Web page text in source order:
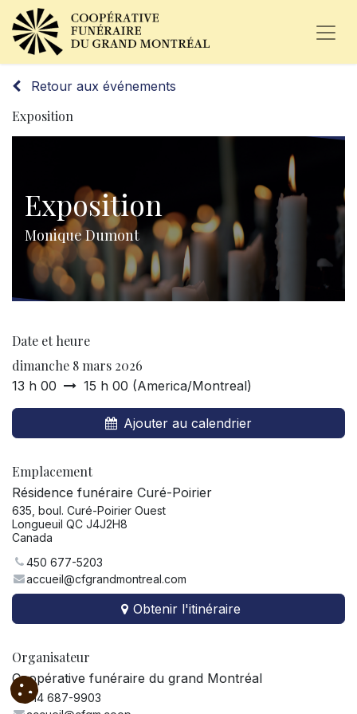
Retour aux événements
Exposition
Exposition
Monique Dumont
Date et heure
dimanche 8 mars 2026
13 h 00 15 h 00 (America/Montreal)
Ajouter au calendrier
Emplacement
Résidence funéraire Curé-Poirier
635, boul. Curé-Poirier Ouest
Longueuil QC J4J2H8
Canada
450 677-5203
accueil@cfgrandmontreal.com
Obtenir l'itinéraire
Organisateur
Coopérative funéraire du grand Montréal
514 687-9903